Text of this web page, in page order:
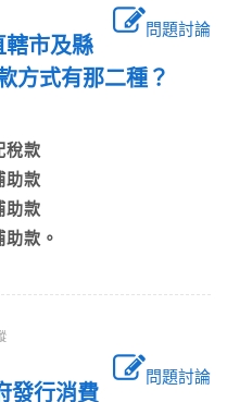
問題討論
轄市及縣
方式有那二種？
稅款
助款
助款
款。
問題討論
發行消費